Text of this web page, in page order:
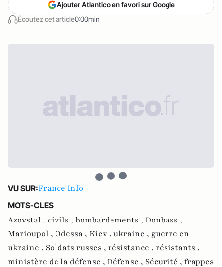
Écoutez cet article0:00min
Ajouter Atlantico en favori sur Google
VU SUR:France Info
MOTS-CLES
Azovstal , civils , bombardements , Donbass ,
Marioupol , Odessa , Kiev , ukraine , guerre en
ukraine , Soldats russes , résistance , résistants ,
ministère de la défense , Défense , Sécurité , frappes